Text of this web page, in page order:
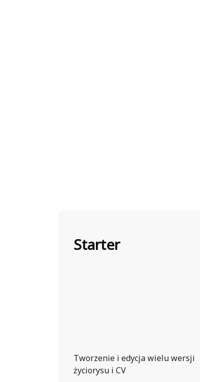
Starter
Tworzenie i edycja wielu wersji
życiorysu i CV